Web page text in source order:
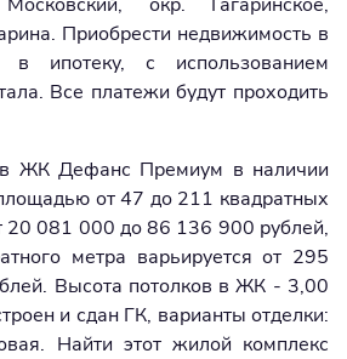
Приобрести недвижимость в
ипотеку, с использованием
Все платежи будут проходить
ЖК Дефанс Премиум в наличии
от 47 до 211 квадратных
20 081 000 до 86 136 900 рублей,
метра варьируется от 295
Высота потолков в ЖК - 3,00
и сдан ГК, варианты отделки:
Найти этот жилой комплекс